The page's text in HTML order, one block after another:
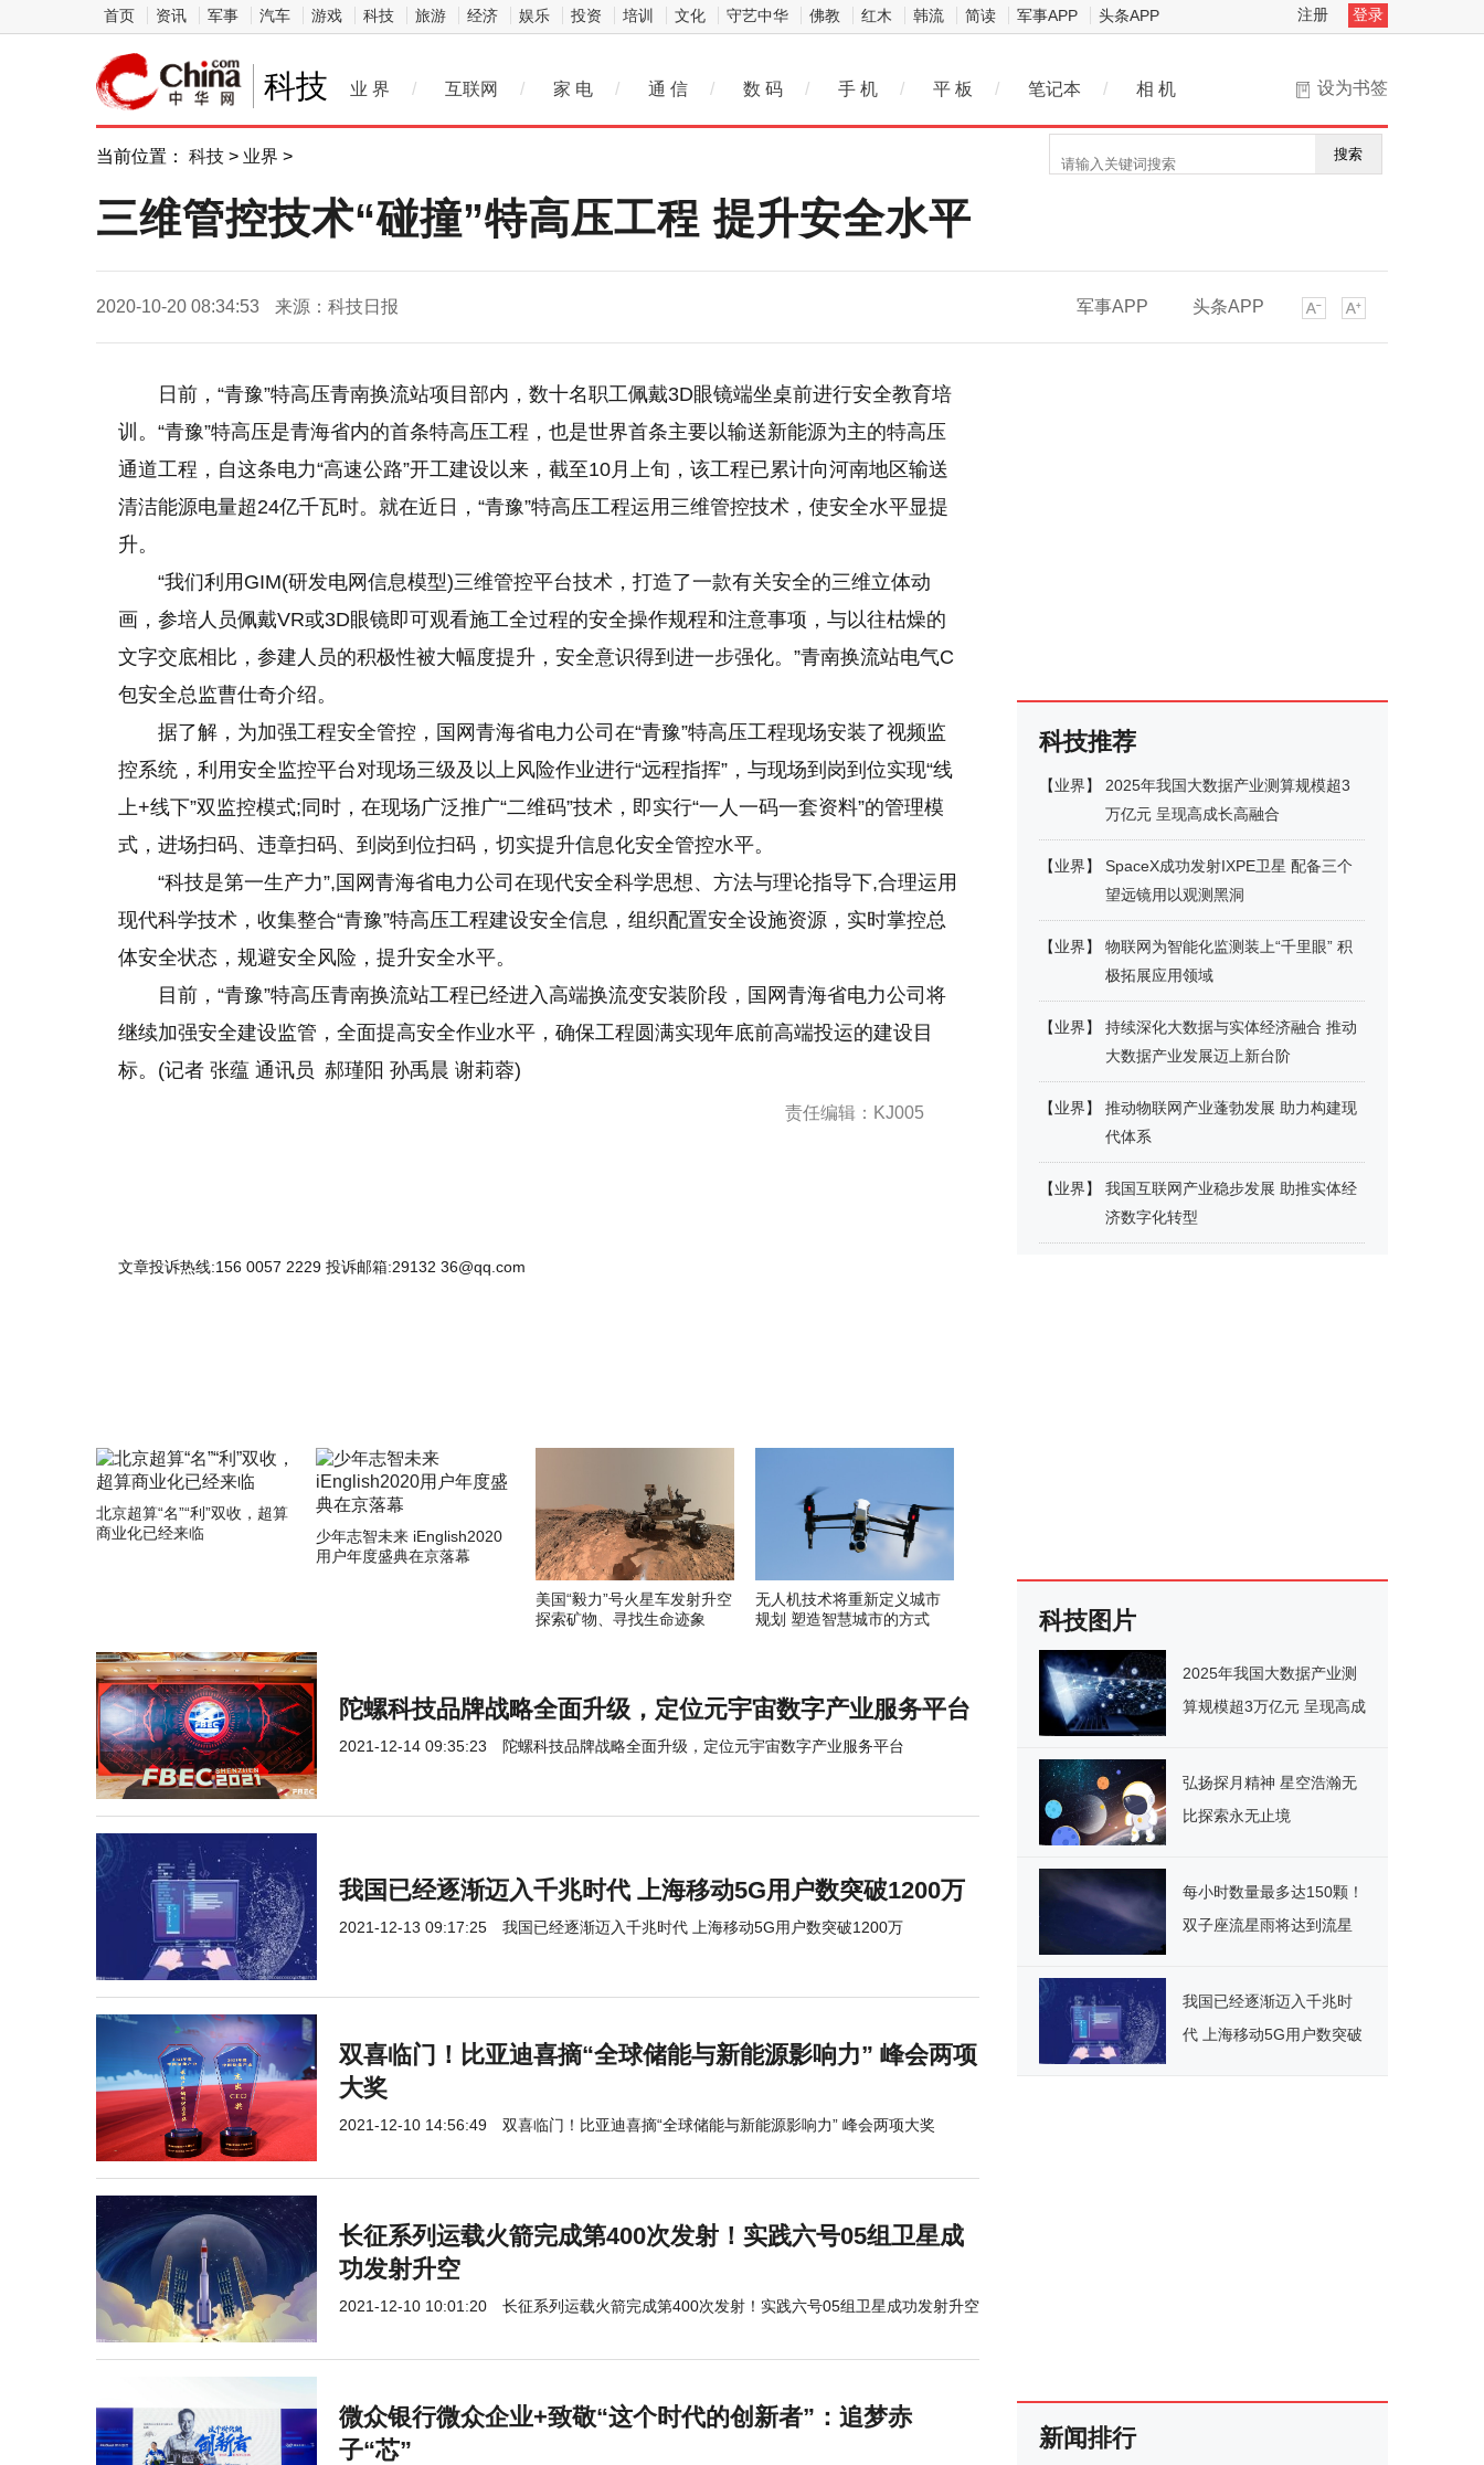
首页 资讯 军事 汽车 游戏 科技 旅游 经济 娱乐 投资 培训 文化 守艺中华 佛教 红木 韩流 简读 军事APP 头条APP 注册 登录
科技 设为书签
业 界 / 互联网 / 家 电 / 通 信 / 数 码 / 手 机 / 平 板 / 笔记本 / 相 机
当前位置： 科技 > 业界 > 搜索
三维管控技术“碰撞”特高压工程 提升安全水平
2020-10-20 08:34:53 来源：科技日报 军事APP 头条APP
日前，“青豫”特高压青南换流站项目部内，数十名职工佩戴3D眼镜端坐桌前进行安全教育培
训。“青豫”特高压是青海省内的首条特高压工程，也是世界首条主要以输送新能源为主的特高压
通道工程，自这条电力“高速公路”开工建设以来，截至10月上旬，该工程已累计向河南地区输送
清洁能源电量超24亿千瓦时。就在近日，“青豫”特高压工程运用三维管控技术，使安全水平显提
升。
“我们利用GIM(研发电网信息模型)三维管控平台技术，打造了一款有关安全的三维立体动
画，参培人员佩戴VR或3D眼镜即可观看施工全过程的安全操作规程和注意事项，与以往枯燥的
文字交底相比，参建人员的积极性被大幅度提升，安全意识得到进一步强化。”青南换流站电气C
包安全总监曹仕奇介绍。
据了解，为加强工程安全管控，国网青海省电力公司在“青豫”特高压工程现场安装了视频监
控系统，利用安全监控平台对现场三级及以上风险作业进行“远程指挥”，与现场到岗到位实现“线
上+线下”双监控模式;同时，在现场广泛推广“二维码”技术，即实行“一人一码一套资料”的管理模
式，进场扫码、违章扫码、到岗到位扫码，切实提升信息化安全管控水平。
“科技是第一生产力”,国网青海省电力公司在现代安全科学思想、方法与理论指导下,合理运用
现代科学技术，收集整合“青豫”特高压工程建设安全信息，组织配置安全设施资源，实时掌控总
体安全状态，规避安全风险，提升安全水平。
目前，“青豫”特高压青南换流站工程已经进入高端换流变安装阶段，国网青海省电力公司将
继续加强安全建设监管，全面提高安全作业水平，确保工程圆满实现年底前高端投运的建设目
标。(记者 张蕴 通讯员 郝瑾阳 孙禹晨 谢莉蓉)
责任编辑：KJ005
文章投诉热线:156 0057 2229 投诉邮箱:29132 36@qq.com
北京超算“名”“利”双收，超算
商业化已经来临
少年志智未来 iEnglish2020
用户年度盛典在京落幕
美国“毅力”号火星车发射升空
探索矿物、寻找生命迹象
无人机技术将重新定义城市
规划 塑造智慧城市的方式
陀螺科技品牌战略全面升级，定位元宇宙数字产业服务平台
2021-12-14 09:35:23 陀螺科技品牌战略全面升级，定位元宇宙数字产业服务平台
我国已经逐渐迈入千兆时代 上海移动5G用户数突破1200万
2021-12-13 09:17:25 我国已经逐渐迈入千兆时代 上海移动5G用户数突破1200万
双喜临门！比亚迪喜摘“全球储能与新能源影响力” 峰会两项
大奖
2021-12-10 14:56:49 双喜临门！比亚迪喜摘“全球储能与新能源影响力” 峰会两项大奖
长征系列运载火箭完成第400次发射！实践六号05组卫星成
功发射升空
2021-12-10 10:01:20 长征系列运载火箭完成第400次发射！实践六号05组卫星成功发射升空
微众银行微众企业+致敬“这个时代的创新者”：追梦赤
子“芯”
科技推荐
【业界】
2025年我国大数据产业测算规模超3
万亿元 呈现高成长高融合
【业界】
SpaceX成功发射IXPE卫星 配备三个
望远镜用以观测黑洞
【业界】
物联网为智能化监测装上“千里眼” 积
极拓展应用领域
【业界】
持续深化大数据与实体经济融合 推动
大数据产业发展迈上新台阶
【业界】
推动物联网产业蓬勃发展 助力构建现
代体系
【业界】
我国互联网产业稳步发展 助推实体经
济数字化转型
科技图片
2025年我国大数据产业测
算规模超3万亿元 呈现高成
弘扬探月精神 星空浩瀚无
比探索永无止境
每小时数量最多达150颗！
双子座流星雨将达到流星
我国已经逐渐迈入千兆时
代 上海移动5G用户数突破
新闻排行